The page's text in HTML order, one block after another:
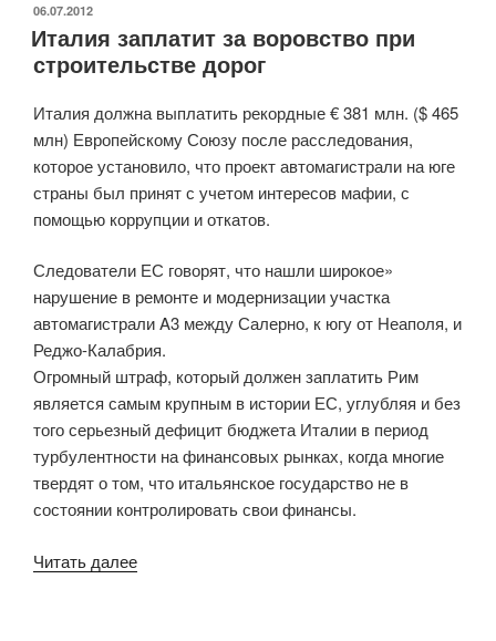
ОПУБЛИКОВАНО
06.07.2012
Италия заплатит за воровство при
строительстве дорог
Италия должна выплатить рекордные € 381 млн. ($ 465
млн) Европейскому Союзу после расследования,
которое установило, что проект автомагистрали на юге
страны был принят с учетом интересов мафии, с
помощью коррупции и откатов.
Следователи ЕС говорят, что нашли широкое»
нарушение в ремонте и модернизации участка
автомагистрали A3 между Салерно, к югу от Неаполя, и
Реджо-Калабрия.
Огромный штраф, который должен заплатить Рим
является самым крупным в истории ЕС, углубляя и без
того серьезный дефицит бюджета Италии в период
турбулентности на финансовых рынках, когда многие
твердят о том, что итальянское государство не в
состоянии контролировать свои финансы.
Читать далее